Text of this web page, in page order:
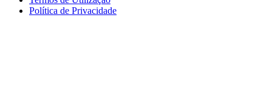
Política de Privacidade